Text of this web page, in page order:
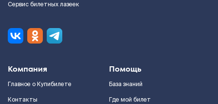
Сервис билетных лазеек
Компания
Главное о Купибилете
Контакты
Помощь
База знаний
Где мой билет